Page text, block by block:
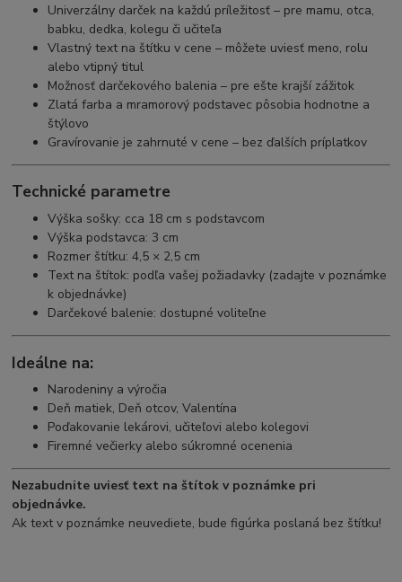
Univerzálny darček na každú príležitosť – pre mamu, otca,
babku, dedka, kolegu či učiteľa
Vlastný text na štítku v cene – môžete uviesť meno, rolu
alebo vtipný titul
Možnosť darčekového balenia – pre ešte krajší zážitok
Zlatá farba a mramorový podstavec pôsobia hodnotne a
štýlovo
Gravírovanie je zahrnuté v cene – bez ďalších príplatkov
Technické parametre
Výška sošky: cca 18 cm s podstavcom
Výška podstavca: 3 cm
Rozmer štítku: 4,5 × 2,5 cm
Text na štítok: podľa vašej požiadavky (zadajte v poznámke
k objednávke)
Darčekové balenie: dostupné voliteľne
Ideálne na:
Narodeniny a výročia
Deň matiek, Deň otcov, Valentína
Poďakovanie lekárovi, učiteľovi alebo kolegovi
Firemné večierky alebo súkromné ocenenia
Nezabudnite uviesť text na štítok v poznámke pri
objednávke.
Ak text v poznámke neuvediete, bude figúrka poslaná bez štítku!